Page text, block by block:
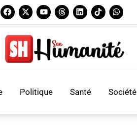
Politique Santé Société